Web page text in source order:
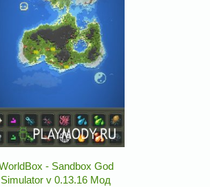
- Sandbox God
Simulator v 0.13.16 Мод